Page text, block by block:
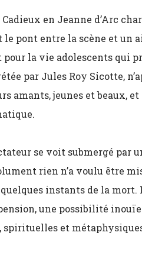
Cadieux en Jeanne d’Arc
le pont entre la scène et un
pour la vie adolescents qui
par Jules Roy Sicotte,
amants, jeunes et beaux,
se voit submergé par
rien n’a voulu être
quelques instants de la
une possibilité
spirituelles et